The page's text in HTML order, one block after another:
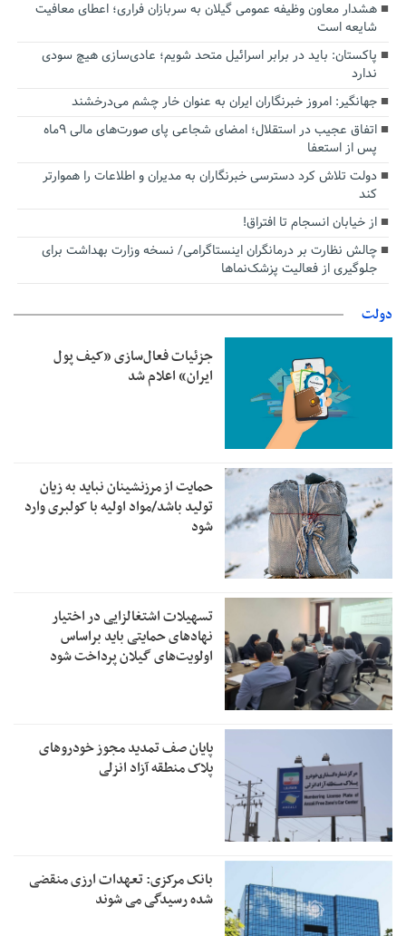
هشدار معاون وظیفه عمومی گیلان به سربازان فراری؛ اعطای معافیت
شایعه است
پاکستان: باید در برابر اسرائیل متحد شویم؛ عادی‌سازی هیچ سودی
ندارد
جهانگیر: امروز خبرنگاران ایران به عنوان خار چشم می‌درخشند
اتفاق عجیب در استقلال؛ امضای شجاعی پای صورت‌های مالی ٩ماه
پس از استعفا
دولت تلاش کرد دسترسی خبرنگاران به مدیران و اطلاعات را هموارتر
کند
از خیابان انسجام تا افتراق!
چالش نظارت بر درمانگران اینستاگرامی/ نسخه وزارت بهداشت برای
جلوگیری از فعالیت پزشک‌نماها
دولت
جزئیات فعال‌سازی «کیف پول
ایران» اعلام شد
حمایت از مرزنشینان نباید به زیان
تولید باشد/مواد اولیه با کولبری وارد
شود
تسهیلات اشتغالزایی در اختیار
نهادهای حمایتی باید براساس
اولویت‌های گیلان پرداخت شود
پایان صف تمدید مجوز خودروهای
پلاک منطقه آزاد انزلی
بانک مرکزی: تعهدات ارزی منقضی
شده رسیدگی می شوند